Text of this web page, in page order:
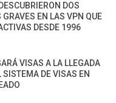
DOS
EN LAS VPN QUE
DESDE 1996
VISAS A LA LLEGADA
SISTEMA DE VISAS EN